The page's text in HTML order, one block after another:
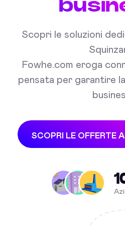
Scopri le soluzioni
Fowhe.com eroga
pensata per garantire
SCOPRI LE OFFERTE